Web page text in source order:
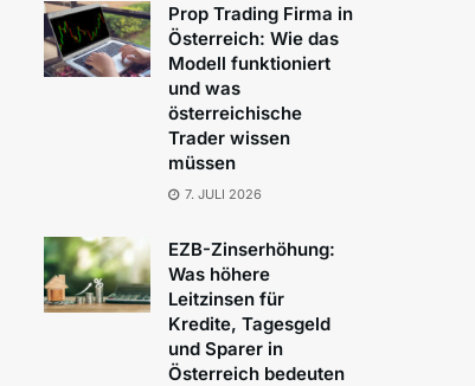
Prop Trading Firma in
Österreich: Wie das
Modell funktioniert
und was
österreichische
Trader wissen
müssen
7. JULI 2026
EZB-Zinserhöhung:
Was höhere
Leitzinsen für
Kredite, Tagesgeld
und Sparer in
Österreich bedeuten